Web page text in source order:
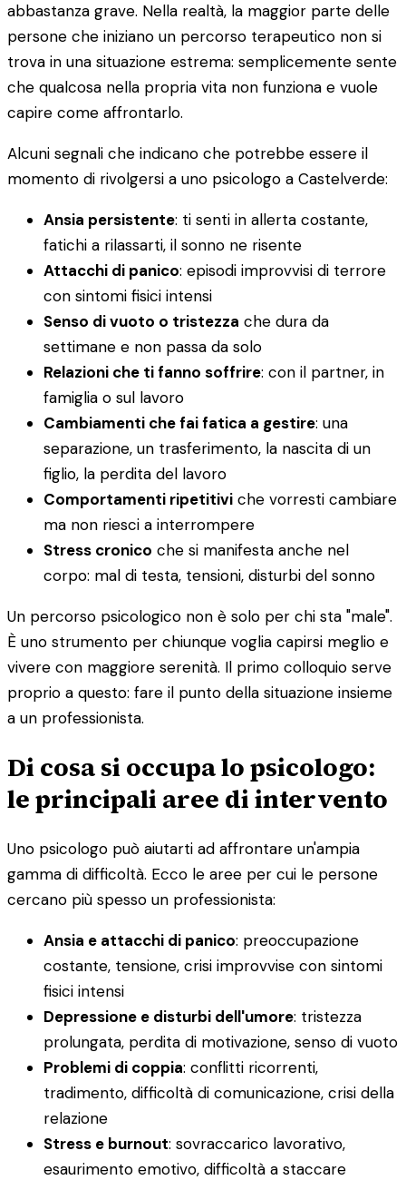
abbastanza grave. Nella realtà, la maggior parte delle
persone che iniziano un percorso terapeutico non si
trova in una situazione estrema: semplicemente sente
che qualcosa nella propria vita non funziona e vuole
capire come affrontarlo.
Alcuni segnali che indicano che potrebbe essere il
momento di rivolgersi a uno psicologo a Castelverde:
Ansia persistente: ti senti in allerta costante,
fatichi a rilassarti, il sonno ne risente
Attacchi di panico: episodi improvvisi di terrore
con sintomi fisici intensi
Senso di vuoto o tristezza che dura da
settimane e non passa da solo
Relazioni che ti fanno soffrire: con il partner, in
famiglia o sul lavoro
Cambiamenti che fai fatica a gestire: una
separazione, un trasferimento, la nascita di un
figlio, la perdita del lavoro
Comportamenti ripetitivi che vorresti cambiare
ma non riesci a interrompere
Stress cronico che si manifesta anche nel
corpo: mal di testa, tensioni, disturbi del sonno
Un percorso psicologico non è solo per chi sta "male".
È uno strumento per chiunque voglia capirsi meglio e
vivere con maggiore serenità. Il primo colloquio serve
proprio a questo: fare il punto della situazione insieme
a un professionista.
Di cosa si occupa lo psicologo:
le principali aree di intervento
Uno psicologo può aiutarti ad affrontare un'ampia
gamma di difficoltà. Ecco le aree per cui le persone
cercano più spesso un professionista:
Ansia e attacchi di panico: preoccupazione
costante, tensione, crisi improvvise con sintomi
fisici intensi
Depressione e disturbi dell'umore: tristezza
prolungata, perdita di motivazione, senso di vuoto
Problemi di coppia: conflitti ricorrenti,
tradimento, difficoltà di comunicazione, crisi della
relazione
Stress e burnout: sovraccarico lavorativo,
esaurimento emotivo, difficoltà a staccare